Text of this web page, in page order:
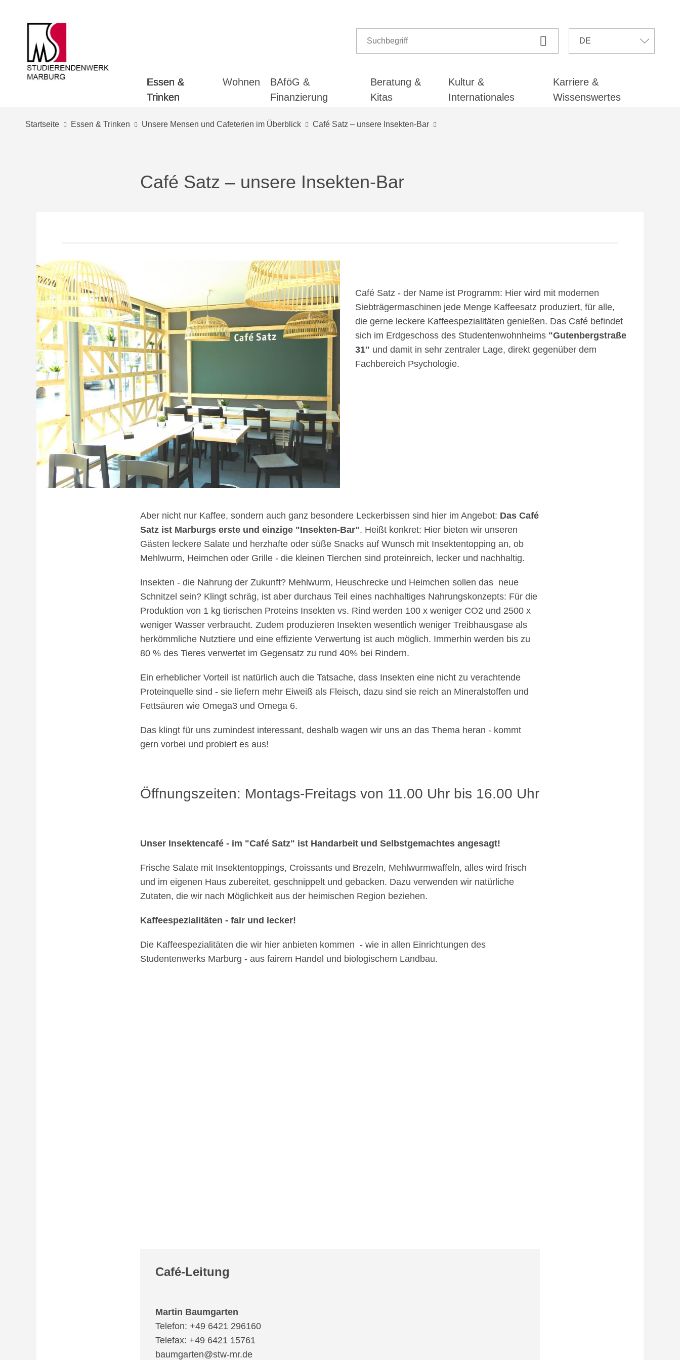
Essen &
Trinken
Wohnen
BAföG &
Finanzierung
Beratung &
Kitas
Kultur &
Internationales
Karriere &
Wissenswertes
Startseite Essen & Trinken Unsere Mensen und Cafeterien im Überblick Café Satz – unsere Insekten-Bar
Café Satz – unsere Insekten-Bar
Café Satz - der Name ist Programm: Hier wird mit modernen
Siebträgermaschinen jede Menge Kaffeesatz produziert, für alle,
die gerne leckere Kaffeespezialitäten genießen. Das Café befindet
sich im Erdgeschoss des Studentenwohnheims "Gutenbergstraße
31" und damit in sehr zentraler Lage, direkt gegenüber dem
Fachbereich Psychologie.
Aber nicht nur Kaffee, sondern auch ganz besondere Leckerbissen sind hier im Angebot: Das Café
Satz ist Marburgs erste und einzige "Insekten-Bar". Heißt konkret: Hier bieten wir unseren
Gästen leckere Salate und herzhafte oder süße Snacks auf Wunsch mit Insektentopping an, ob
Mehlwurm, Heimchen oder Grille - die kleinen Tierchen sind proteinreich, lecker und nachhaltig.
Insekten - die Nahrung der Zukunft? Mehlwurm, Heuschrecke und Heimchen sollen das neue
Schnitzel sein? Klingt schräg, ist aber durchaus Teil eines nachhaltiges Nahrungskonzepts: Für die
Produktion von 1 kg tierischen Proteins Insekten vs. Rind werden 100 x weniger CO2 und 2500 x
weniger Wasser verbraucht. Zudem produzieren Insekten wesentlich weniger Treibhausgase als
herkömmliche Nutztiere und eine effiziente Verwertung ist auch möglich. Immerhin werden bis zu
80 % des Tieres verwertet im Gegensatz zu rund 40% bei Rindern.
Ein erheblicher Vorteil ist natürlich auch die Tatsache, dass Insekten eine nicht zu verachtende
Proteinquelle sind - sie liefern mehr Eiweiß als Fleisch, dazu sind sie reich an Mineralstoffen und
Fettsäuren wie Omega3 und Omega 6.
Das klingt für uns zumindest interessant, deshalb wagen wir uns an das Thema heran - kommt
gern vorbei und probiert es aus!
Öffnungszeiten: Montags-Freitags von 11.00 Uhr bis 16.00 Uhr
Unser Insektencafé - im "Café Satz" ist Handarbeit und Selbstgemachtes angesagt!
Frische Salate mit Insektentoppings, Croissants und Brezeln, Mehlwurmwaffeln, alles wird frisch
und im eigenen Haus zubereitet, geschnippelt und gebacken. Dazu verwenden wir natürliche
Zutaten, die wir nach Möglichkeit aus der heimischen Region beziehen.
Kaffeespezialitäten - fair und lecker!
Die Kaffeespezialitäten die wir hier anbieten kommen - wie in allen Einrichtungen des
Studentenwerks Marburg - aus fairem Handel und biologischem Landbau.
Café-Leitung
Martin Baumgarten
Telefon: +49 6421 296160
Telefax: +49 6421 15761
baumgarten@stw-mr.de